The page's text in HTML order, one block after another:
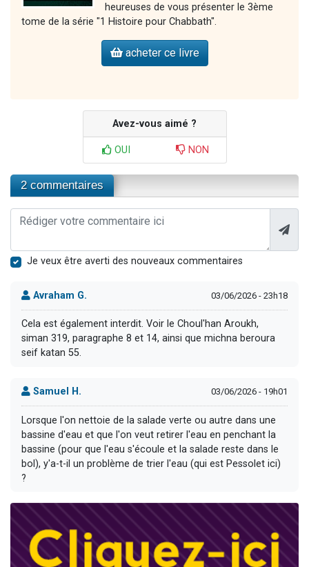
heureuses de vous présenter le 3ème
tome de la série "1 Histoire pour Chabbath".
acheter ce livre
Avez-vous aimé ?
OUI NON
2 commentaires
Je veux être averti des nouveaux commentaires
Avraham G. 03/06/2026 - 23h18
Cela est également interdit. Voir le Choul'han Aroukh,
siman 319, paragraphe 8 et 14, ainsi que michna beroura
seif katan 55.
Samuel H. 03/06/2026 - 19h01
Lorsque l'on nettoie de la salade verte ou autre dans une
bassine d'eau et que l'on veut retirer l'eau en penchant la
bassine (pour que l'eau s'écoule et la salade reste dans le
bol), y'a-t-il un problème de trier l'eau (qui est Pessolet ici)
?